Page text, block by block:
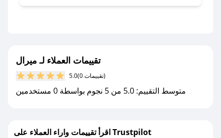
مع صحصح، تسوق بذكاء ووفّر على كل مشترياتك مع
تقييمات العملاء لـ ميرال
5.0 (0 تقييمات)
متوسط التقييم: 5.0 من 5 نجوم بواسطة 0 مستخدمين
اقرأ تقييمات واراء العملاء على Trustpilot